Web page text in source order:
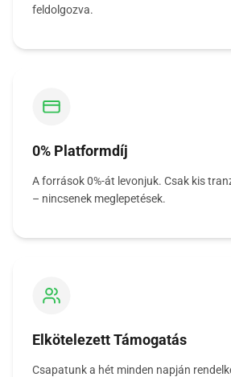
feldolgozva.
0% Platformdíj
A források 0%-át levonjuk. Csak kis
– nincsenek meglepetések.
Elkötelezett Támogatás
Csapatunk a hét minden napján